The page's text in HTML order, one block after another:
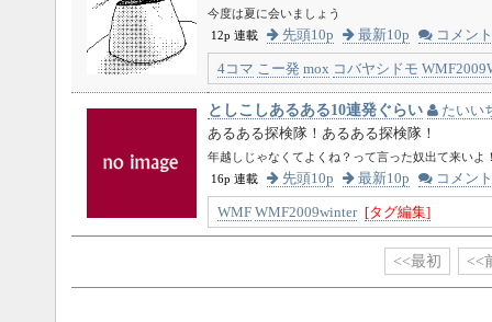
今度は夏に会いましょう
12p 連載
先頭10p 最新10p コメント
4コマ こー発 mox コバヤシドモ
としこしあるある10連発ぐらい
たいい
あるある探検隊！あるある探検隊！
年越しじゃなくてよくね？って言った奴出て来いよ
16p 連載
先頭10p 最新10p コメント
WMF WMF2009winter [タグ編集]
<<最初 <<